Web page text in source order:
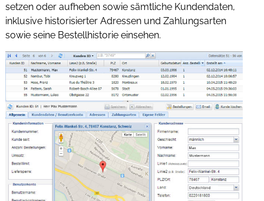
setzen oder aufheben sowie sämtliche Kundendaten,
inklusive historisierter Adressen und Zahlungsarten
sowie seine Bestellhistorie einsehen.